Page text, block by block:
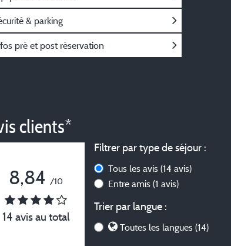
& parking
pré et post réservation
clients*
8,84 /10
14 avis au total
Filtrer par type de séjour :
Tous les avis (14 avis)
Entre amis (1 avis)
Trier par langue :
Toutes les langues (14)